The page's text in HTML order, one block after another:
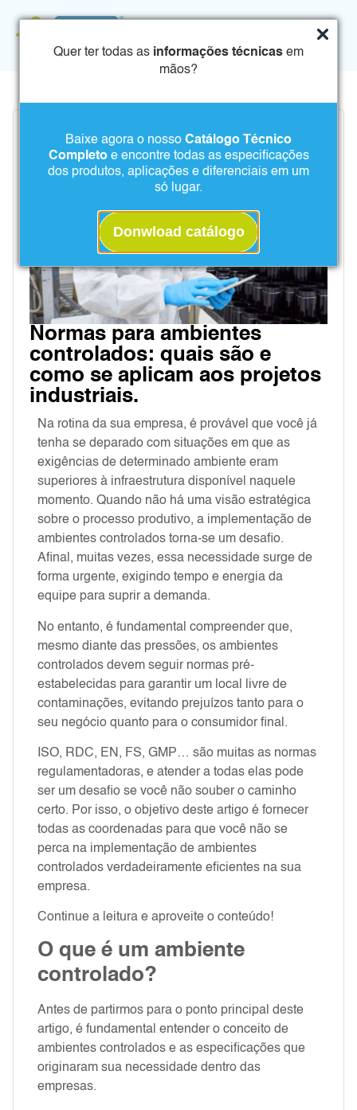
Quer ter todas as informações técnicas em
mãos?
Baixe agora o nosso Catálogo Técnico
Completo e encontre todas as especificações
dos produtos, aplicações e diferenciais em um
só lugar.
Donwload catálogo
Normas para ambientes
controlados: quais são e
como se aplicam aos projetos
industriais.
Na rotina da sua empresa, é provável que você já
tenha se deparado com situações em que as
exigências de determinado ambiente eram
superiores à infraestrutura disponível naquele
momento. Quando não há uma visão estratégica
sobre o processo produtivo, a implementação de
ambientes controlados torna-se um desafio.
Afinal, muitas vezes, essa necessidade surge de
forma urgente, exigindo tempo e energia da
equipe para suprir a demanda.
No entanto, é fundamental compreender que,
mesmo diante das pressões, os ambientes
controlados devem seguir normas pré-
estabelecidas para garantir um local livre de
contaminações, evitando prejuízos tanto para o
seu negócio quanto para o consumidor final.
ISO, RDC, EN, FS, GMP… são muitas as normas
regulamentadoras, e atender a todas elas pode
ser um desafio se você não souber o caminho
certo. Por isso, o objetivo deste artigo é fornecer
todas as coordenadas para que você não se
perca na implementação de ambientes
controlados verdadeiramente eficientes na sua
empresa.
Continue a leitura e aproveite o conteúdo!
O que é um ambiente
controlado?
Antes de partirmos para o ponto principal deste
artigo, é fundamental entender o conceito de
ambientes controlados e as especificações que
originaram sua necessidade dentro das
empresas.